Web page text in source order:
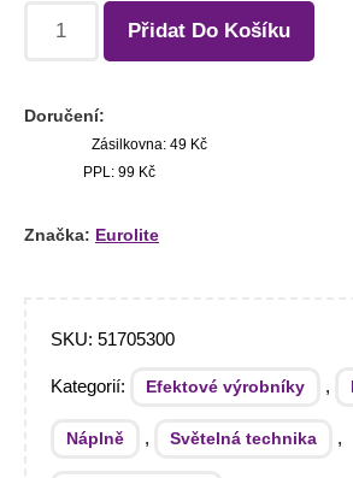
Přidat Do Košíku
Doručení:
Zásilkovna: 49 Kč
PPL: 99 Kč
Značka: Eurolite
SKU: 51705300
Kategorií: Efektové výrobníky ,
Náplně , Světelná technika ,